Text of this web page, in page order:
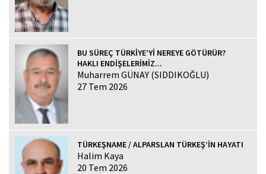
BU SÜREÇ TÜRKİYE’Yİ NEREYE GÖTÜRÜR?
HAKLI ENDİŞELERİMİZ...
Muharrem GÜNAY (SIDDIKOĞLU)
27 Tem 2026
TÜRKEŞNAME / ALPARSLAN TÜRKEŞ’İN HAYATI
Halim Kaya
20 Tem 2026